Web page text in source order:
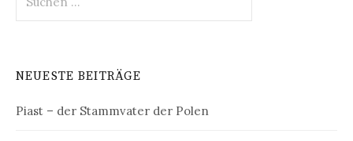
nach:
NEUESTE BEITRÄGE
Piast – der Stammvater der Polen